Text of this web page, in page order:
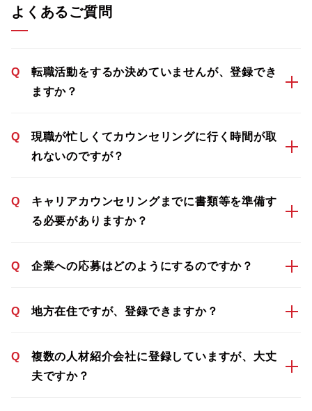
よくあるご質問
Q
転職活動をするか決めていませんが、登録でき
ますか？
Q
現職が忙しくてカウンセリングに行く時間が取
れないのですが？
Q
キャリアカウンセリングまでに書類等を準備す
る必要がありますか？
Q 企業への応募はどのようにするのですか？
Q 地方在住ですが、登録できますか？
Q
複数の人材紹介会社に登録していますが、大丈
夫ですか？